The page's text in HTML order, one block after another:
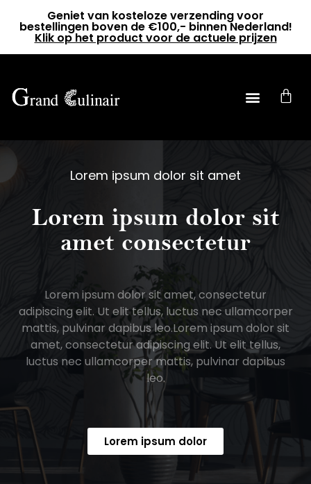
Geniet van kosteloze verzending voor
bestellingen boven de €100,- binnen Nederland!
Klik op het product voor de actuele prijzen
0
Lorem ipsum dolor sit amet
Lorem ipsum dolor sit
amet consectetur
Lorem ipsum dolor sit amet, consectetur
adipiscing elit. Ut elit tellus, luctus nec ullamcorper
mattis, pulvinar dapibus leo.Lorem ipsum dolor sit
amet, consectetur adipiscing elit. Ut elit tellus,
luctus nec ullamcorper mattis, pulvinar dapibus
leo.
Lorem ipsum dolor